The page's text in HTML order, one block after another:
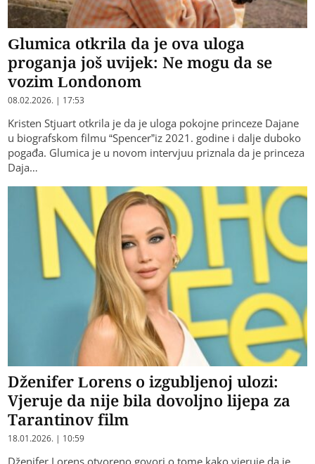
Glumica otkrila da je ova uloga
proganja još uvijek: Ne mogu da se
vozim Londonom
08.02.2026. | 17:53
Kristen Stjuart otkrila je da je uloga pokojne princeze Dajane
u biografskom filmu “Spencer”iz 2021. godine i dalje duboko
pogađa. Glumica je u novom intervjuu priznala da je princeza
Daja…
Dženifer Lorens o izgubljenoj ulozi:
Vjeruje da nije bila dovoljno lijepa za
Tarantinov film
18.01.2026. | 10:59
Dženifer Lorens otvoreno govori o tome kako vjeruje da je